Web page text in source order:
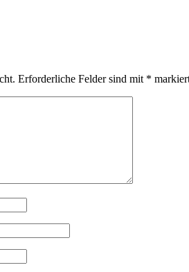
Erforderliche Felder sind mit *